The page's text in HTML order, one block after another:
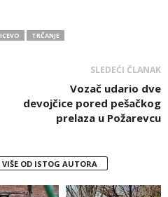
TRČANJE
SLEDEĆI ČLANAK
Vozač udario dve
devojčice pored pešačkog
prelaza u Požarevcu
VIŠE OD ISTOG AUTORA